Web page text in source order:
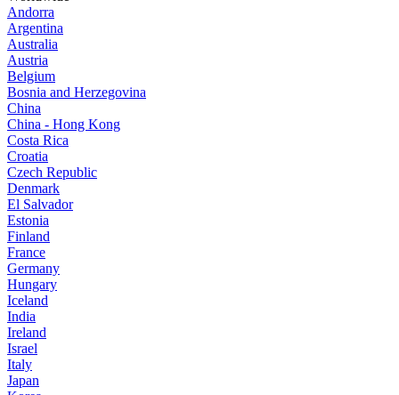
Andorra
Argentina
Australia
Austria
Belgium
Bosnia and Herzegovina
China
China - Hong Kong
Costa Rica
Croatia
Czech Republic
Denmark
El Salvador
Estonia
Finland
France
Germany
Hungary
Iceland
India
Ireland
Israel
Italy
Japan